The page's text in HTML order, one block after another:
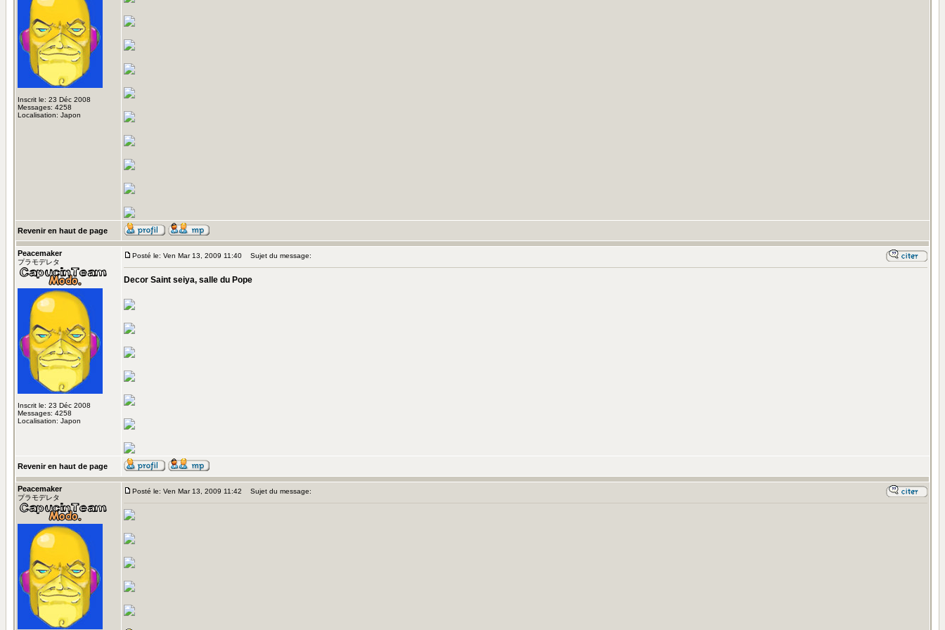
Inscrit le: 23 Déc 2008
Messages: 4258
Localisation: Japon
Revenir en haut de page
Peacemaker
プラモデレタ
Inscrit le: 23 Déc 2008
Messages: 4258
Localisation: Japon
Posté le: Ven Mar 13, 2009 11:40 Sujet du message:
Decor Saint seiya, salle du Pope
Revenir en haut de page
Peacemaker
プラモデレタ
Posté le: Ven Mar 13, 2009 11:42 Sujet du message: